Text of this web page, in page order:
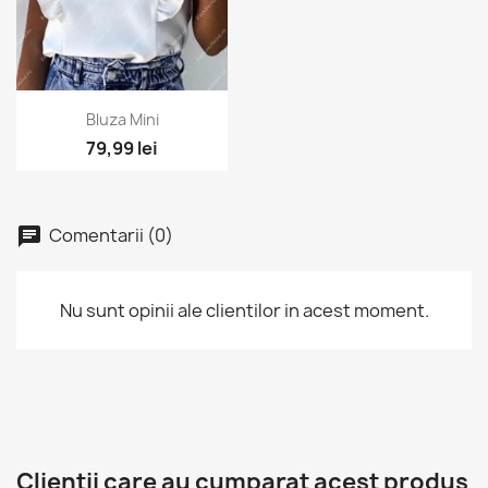
Vizualizare rapida
Bluza Mini
79,99 lei
Comentarii (0)
Nu sunt opinii ale clientilor in acest moment.